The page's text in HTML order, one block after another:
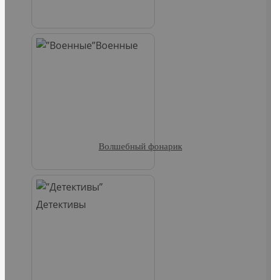
Военные
Детективы
Волшебный фонарик